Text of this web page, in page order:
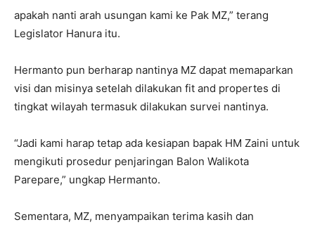
apakah nanti arah usungan kami ke Pak MZ,” terang
Legislator Hanura itu.
Hermanto pun berharap nantinya MZ dapat memaparkan
visi dan misinya setelah dilakukan fit and propertes di
tingkat wilayah termasuk dilakukan survei nantinya.
“Jadi kami harap tetap ada kesiapan bapak HM Zaini untuk
mengikuti prosedur penjaringan Balon Walikota
Parepare,” ungkap Hermanto.
Sementara, MZ, menyampaikan terima kasih dan